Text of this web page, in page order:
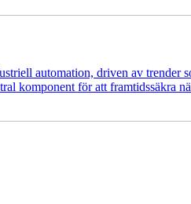
automation, driven av
komponent för att framtidssäkra